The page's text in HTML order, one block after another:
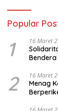
Popular
1 16 Maret
Bendera
2 16 Maret
Menag